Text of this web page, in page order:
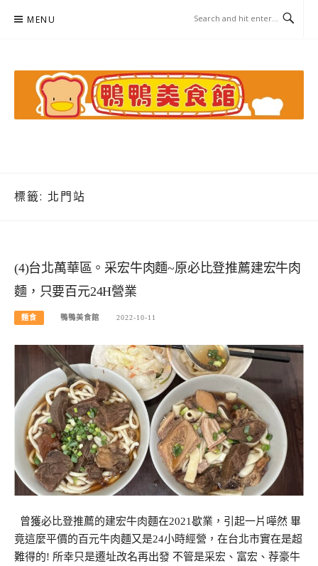
MENU
標籤: 北門站
(4)台北萬華區。采宏牛肉麵~原必比登推薦建宏牛肉
麵，只要百元24H營業
麵食 鴨鴨美食館 2022-10-11
曾獲必比登推薦的建宏牛肉麵在2021歇業，引起一片嘩然 畢
竟這麼平價的百元牛肉麵又是24小時經營，在台北市實在是超
難得的! 所幸只是遷址改名再出發 不管是采宏、富宏、荐豪牛